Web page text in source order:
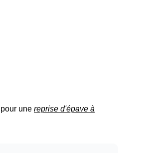
une reprise d'épave à